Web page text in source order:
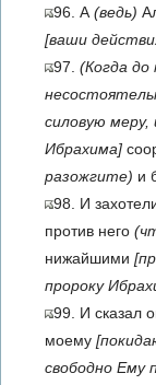
96. А (ведь)
[ваши
97. (Когда до
силовую меру,
Ибрахима]
разожгите) и
98. И
против него
нижайшими
пророку
99. И сказал
моему
свободно Ему